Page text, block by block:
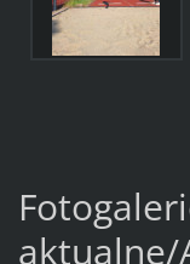
aktualne/